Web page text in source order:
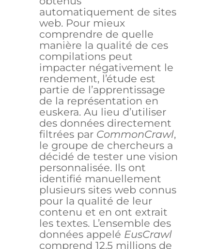
automatiquement de sites
web. Pour mieux
comprendre de quelle
manière la qualité de ces
compilations peut
impacter négativement le
rendement, l’étude est
partie de l’apprentissage
de la représentation en
euskera. Au lieu d’utiliser
des données directement
filtrées par CommonCrawl,
le groupe de chercheurs a
décidé de tester une vision
personnalisée. Ils ont
identifié manuellement
plusieurs sites web connus
pour la qualité de leur
contenu et en ont extrait
les textes. L’ensemble des
données appelé EusCrawl
comprend 12,5 millions de